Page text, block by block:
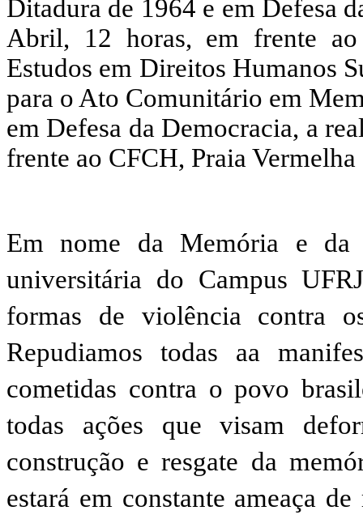
Ditadura de 1964 e em Defesa
Abril, 12 horas, em frente
Estudos em Direitos Humanos
para o Ato Comunitário em
em Defesa da Democracia, a
frente ao CFCH, Praia Vermelha
Em nome da Memória e da
universitária do Campus
formas de violência contra
Repudiamos todas aa
cometidas contra o povo
todas ações que visam
construção e resgate da
estará em constante ameaça